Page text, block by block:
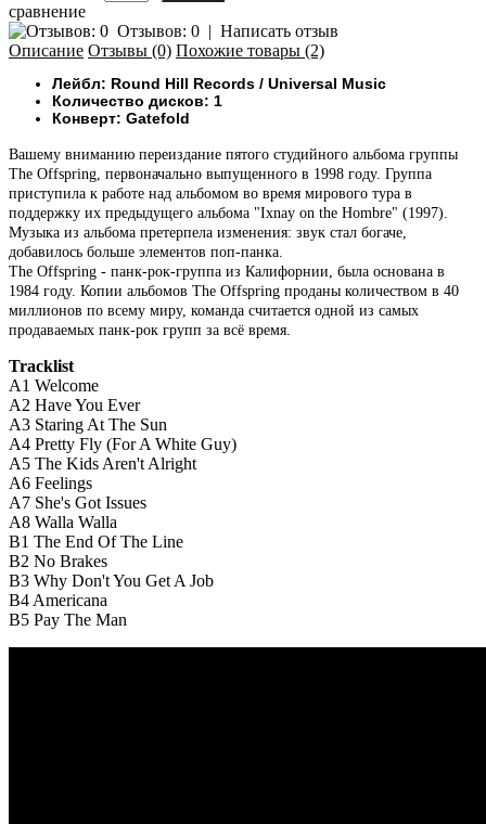
сравнение
Отзывов: 0 | Написать отзыв
Описание Отзывы (0) Похожие товары (2)
Лейбл: Round Hill Records ‎/ Universal Music
Количество дисков: 1
Конверт: Gatefold
Вашему вниманию переиздание пятого студийного альбома группы
The Offspring, первоначально выпущенного в 1998 году. Группа
приступила к работе над альбомом во время мирового тура в
поддержку их предыдущего альбома "Ixnay on the Hombre" (1997).
Музыка из альбома претерпела изменения: звук стал богаче,
добавилось больше элементов поп-панка.
The Offspring - панк-рок-группа из Калифорнии, была основана в
1984 году. Копии альбомов The Offspring проданы количеством в 40
миллионов по всему миру, команда считается одной из самых
продаваемых панк-рок групп за всё время.
Tracklist
A1 Welcome
A2 Have You Ever
A3 Staring At The Sun
A4 Pretty Fly (For A White Guy)
A5 The Kids Aren't Alright
A6 Feelings
A7 She's Got Issues
A8 Walla Walla
B1 The End Of The Line
B2 No Brakes
B3 Why Don't You Get A Job
B4 Americana
B5 Pay The Man